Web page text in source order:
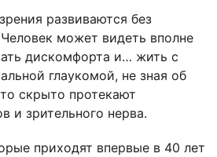
развиваются без
может видеть вполне
дискомфорта и… жить с
глаукомой, не зная об
скрыто протекают
и зрительного нерва.
приходят впервые в 40 лет